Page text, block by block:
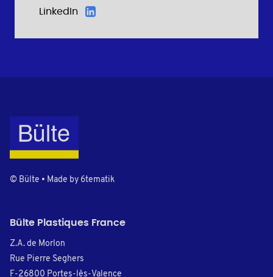
LinkedIn
© Bülte • Made by 6tematik
Bülte Plastiques France
Z.A. de Morlon
Rue Pierre Seghers
F-26800 Portes-lès-Valence